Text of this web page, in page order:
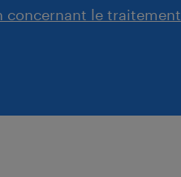
concernant le traitement